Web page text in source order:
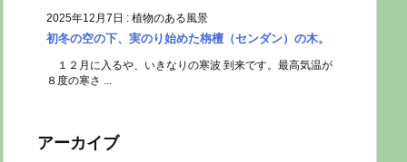
2025年12月7日 : 植物のある風景
初冬の空の下、実のり始めた栴檀（センダン）の木。
１２月に入るや、いきなりの寒波 到来です。最高気温が
８度の寒さ ...
アーカイブ